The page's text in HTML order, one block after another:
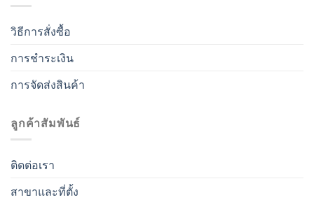
วิธีการสั่งซื้อ
การชำระเงิน
การจัดส่งสินค้า
ลูกค้าสัมพันธ์
ติดต่อเรา
สาขาและที่ตั้ง